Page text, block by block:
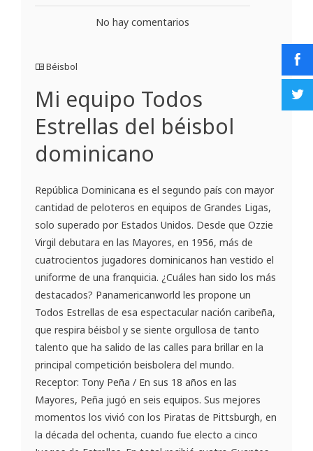
No hay comentarios
Béisbol
Mi equipo Todos
Estrellas del béisbol
dominicano
República Dominicana es el segundo país con mayor
cantidad de peloteros en equipos de Grandes Ligas,
solo superado por Estados Unidos. Desde que Ozzie
Virgil debutara en las Mayores, en 1956, más de
cuatrocientos jugadores dominicanos han vestido el
uniforme de una franquicia. ¿Cuáles han sido los más
destacados? Panamericanworld les propone un
Todos Estrellas de esa espectacular nación caribeña,
que respira béisbol y se siente orgullosa de tanto
talento que ha salido de las calles para brillar en la
principal competición beisbolera del mundo.
Receptor: Tony Peña / En sus 18 años en las
Mayores, Peña jugó en seis equipos. Sus mejores
momentos los vivió con los Piratas de Pittsburgh, en
la década del ochenta, cuando fue electo a cinco